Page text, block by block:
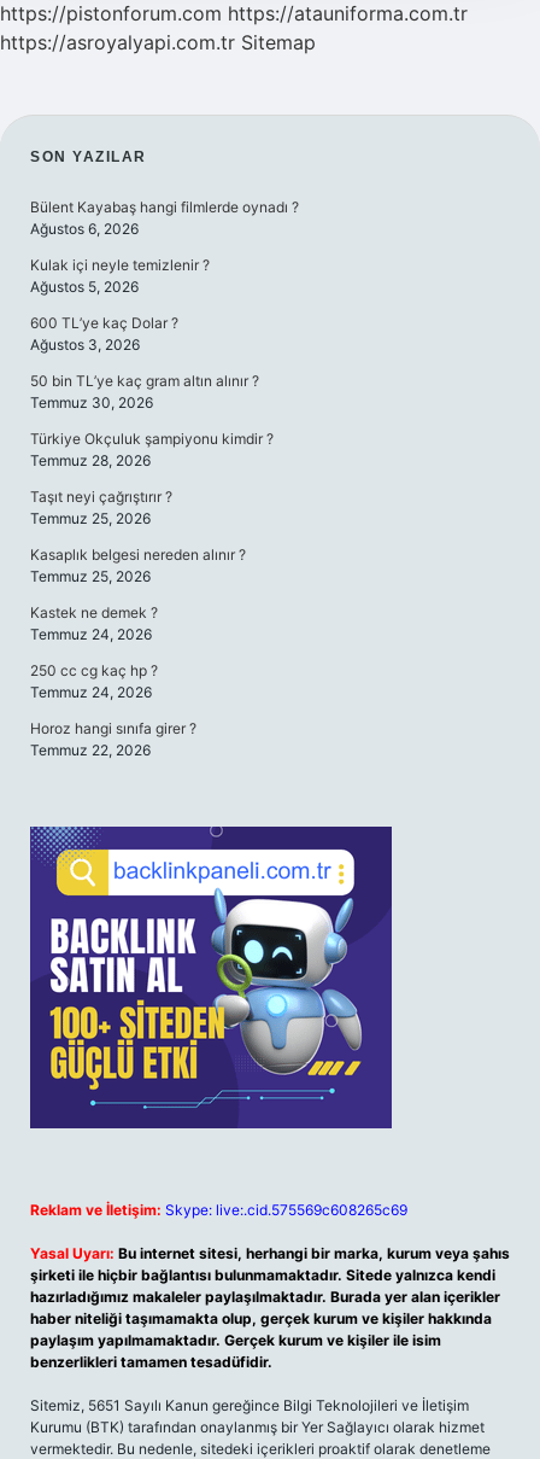
https://pistonforum.com https://atauniforma.com.tr
https://asroyalyapi.com.tr Sitemap
SIDEBAR
SON YAZILAR
Bülent Kayabaş hangi filmlerde oynadı ?
Ağustos 6, 2026
Kulak içi neyle temizlenir ?
Ağustos 5, 2026
600 TL’ye kaç Dolar ?
Ağustos 3, 2026
50 bin TL’ye kaç gram altın alınır ?
Temmuz 30, 2026
Türkiye Okçuluk şampiyonu kimdir ?
Temmuz 28, 2026
Taşıt neyi çağrıştırır ?
Temmuz 25, 2026
Kasaplık belgesi nereden alınır ?
Temmuz 25, 2026
Kastek ne demek ?
Temmuz 24, 2026
250 cc cg kaç hp ?
Temmuz 24, 2026
Horoz hangi sınıfa girer ?
Temmuz 22, 2026
Reklam ve İletişim: Skype: live:.cid.575569c608265c69
Yasal Uyarı: Bu internet sitesi, herhangi bir marka, kurum veya şahıs
şirketi ile hiçbir bağlantısı bulunmamaktadır. Sitede yalnızca kendi
hazırladığımız makaleler paylaşılmaktadır. Burada yer alan içerikler
haber niteliği taşımamakta olup, gerçek kurum ve kişiler hakkında
paylaşım yapılmamaktadır. Gerçek kurum ve kişiler ile isim
benzerlikleri tamamen tesadüfidir.
Sitemiz, 5651 Sayılı Kanun gereğince Bilgi Teknolojileri ve İletişim
Kurumu (BTK) tarafından onaylanmış bir Yer Sağlayıcı olarak hizmet
vermektedir. Bu nedenle, sitedeki içerikleri proaktif olarak denetleme